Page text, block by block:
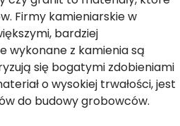
Firmy kamieniarskie w
bardziej
wykonane z kamienia są
się bogatymi zdobieniami
o wysokiej trwałości, jest
do budowy grobowców.